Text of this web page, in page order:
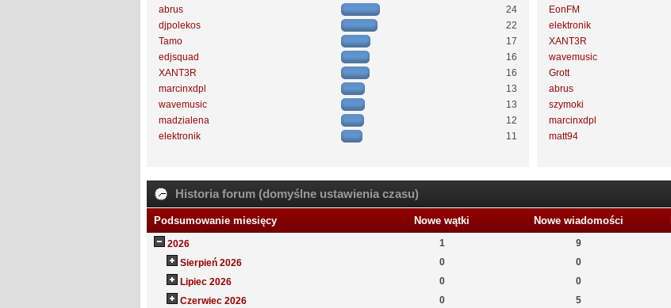
abrus
24
djpolekos
22
Tamo
17
edjsquad
16
XANT3R
16
marcinxdpl
13
wavemusic
13
madzialena
12
elektronik
11
EonFM
elektronik
XANT3R
wavemusic
Grott
abrus
szymoki
marcinxdpl
matt94
Historia forum (domyślne ustawienia czasu)
Podsumowanie miesięcy Nowe wątki Nowe wiadomości
2026 1 9
Sierpień 2026
0 0
Lipiec 2026
0 0
Czerwiec 2026
0 5